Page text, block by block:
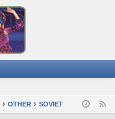
OTHER SOVIET